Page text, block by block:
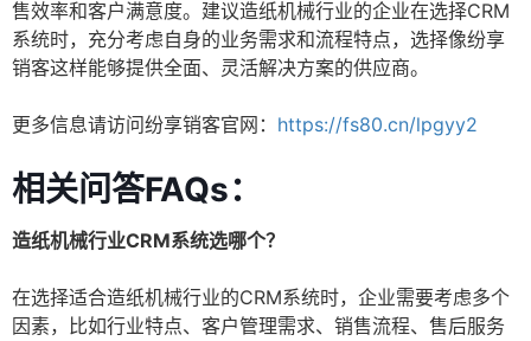
售效率和客户满意度。建议造纸机械行业的企业在选择CRM
系统时，充分考虑自身的业务需求和流程特点，选择像纷享
销客这样能够提供全面、灵活解决方案的供应商。
更多信息请访问纷享销客官网： https://fs80.cn/lpgyy2
相关问答FAQs：
造纸机械行业CRM系统选哪个？
在选择适合造纸机械行业的CRM系统时，企业需要考虑多个
因素，比如行业特点、客户管理需求、销售流程、售后服务